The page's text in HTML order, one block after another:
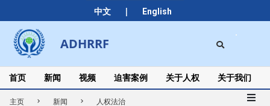
中文 | English
to
content
ADHRRF
Secondary
Navigation
Menu
首页 新闻 视频 迫害案例 关于人权 关于我们
主页 新闻 人权法治